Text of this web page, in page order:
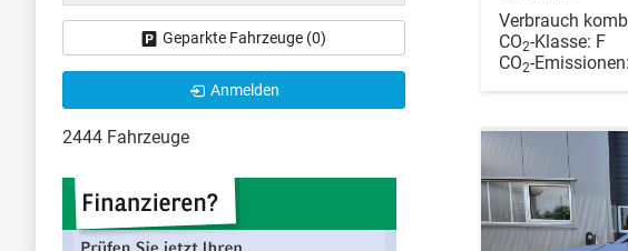
Verbrauch
CO2-Klasse: F
CO2-Emissionen:
Geparkte Fahrzeuge (0)
Anmelden
2444 Fahrzeuge